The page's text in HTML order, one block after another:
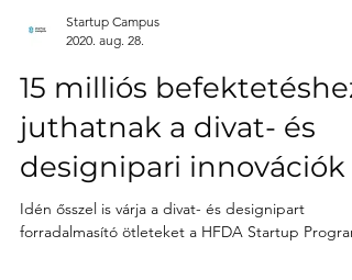
Startup Campus
2020. aug. 28.
15 milliós befektetéshez